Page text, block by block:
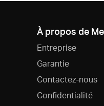
À propos de
Entreprise
Garantie
Contactez-nous
Confidentialité